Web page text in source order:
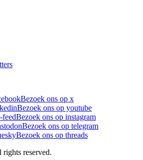
Bezoek ons op x
Bezoek ons op youtube
feedBezoek ons op instagram
Bezoek ons op telegram
Bezoek ons op threads
reserved.